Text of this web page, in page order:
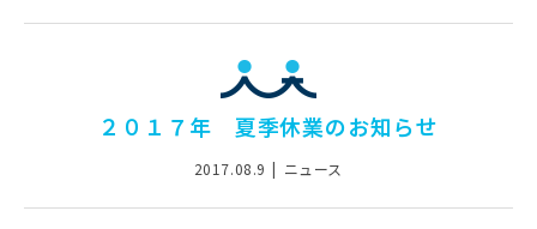
２０１７年 夏季休業のお知らせ
2017.08.9 ニュース